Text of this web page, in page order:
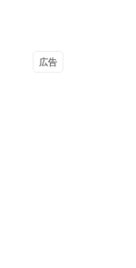
広告